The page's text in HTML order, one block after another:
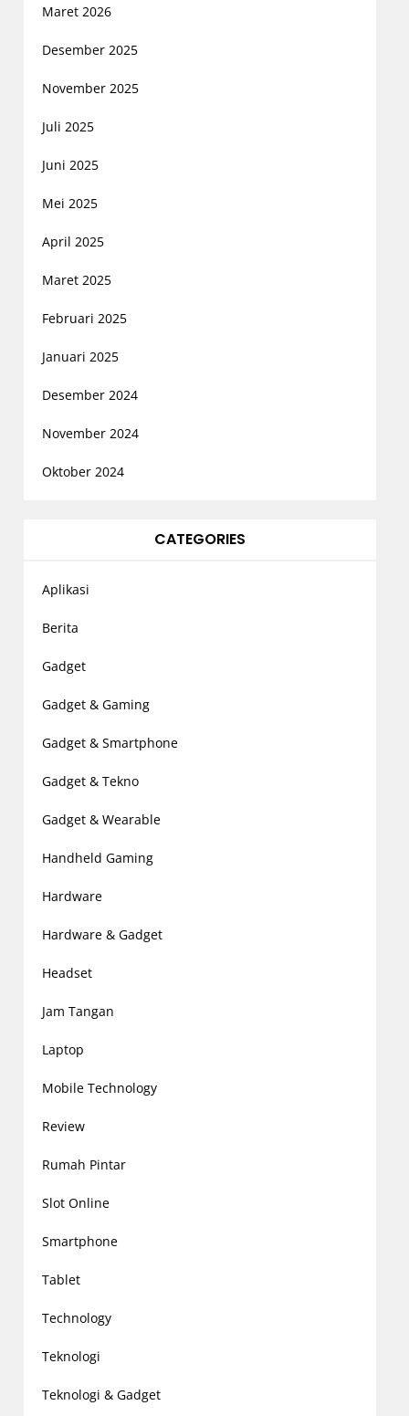
Maret 2026
Desember 2025
November 2025
Juli 2025
Juni 2025
Mei 2025
April 2025
Maret 2025
Februari 2025
Januari 2025
Desember 2024
November 2024
Oktober 2024
CATEGORIES
Aplikasi
Berita
Gadget
Gadget & Gaming
Gadget & Smartphone
Gadget & Tekno
Gadget & Wearable
Handheld Gaming
Hardware
Hardware & Gadget
Headset
Jam Tangan
Laptop
Mobile Technology
Review
Rumah Pintar
Slot Online
Smartphone
Tablet
Technology
Teknologi
Teknologi & Gadget